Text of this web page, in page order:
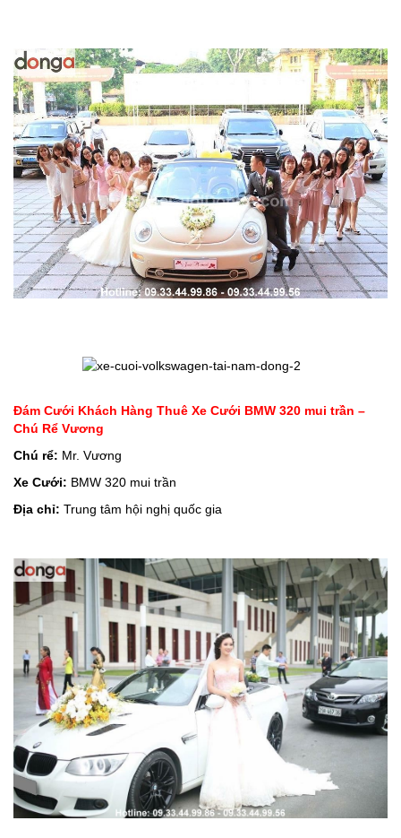
Đám Cưới Khách Hàng Thuê Xe Cưới BMW 320 mui trần –
Chú Rể Vương
Chú rể: Mr. Vương
Xe Cưới: BMW 320 mui trần
Địa chỉ: Trung tâm hội nghị quốc gia